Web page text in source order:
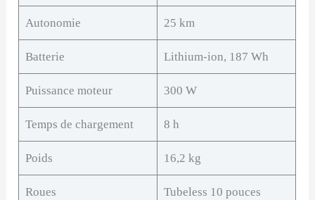
Autonomie 25 km
Batterie Lithium-ion, 187 Wh
Puissance moteur 300 W
Temps de chargement 8 h
Poids 16,2 kg
Roues Tubeless 10 pouces